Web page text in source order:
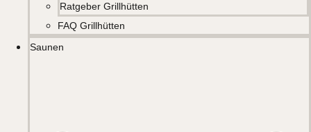
Ratgeber Grillhütten
FAQ Grillhütten
Saunen